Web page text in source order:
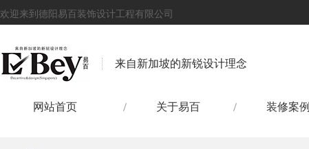
欢迎来到德阳易百装饰设计工程有限公司
来自新加坡的新锐设计理念
网站首页 关于易百 装修案例